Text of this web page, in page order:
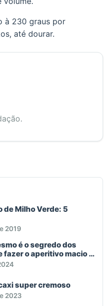
à 230 graus por
até dourar.
de Milho Verde: 5
2019
é o segredo dos
fazer o aperitivo macio e
super cremoso
2023